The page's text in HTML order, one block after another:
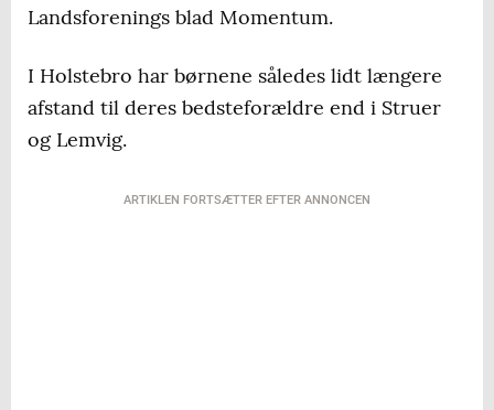
Landsforenings blad Momentum.
I Holstebro har børnene således lidt længere
afstand til deres bedsteforældre end i Struer
og Lemvig.
ARTIKLEN FORTSÆTTER EFTER ANNONCEN